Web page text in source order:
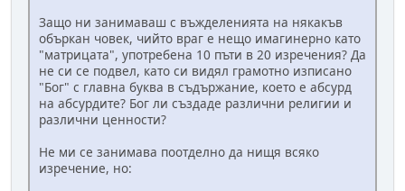
Защо ни занимаваш с въжделенията на някакъв
объркан човек, чийто враг е нещо имагинерно като
"матрицата", употребена 10 пъти в 20 изречения? Да
не си се подвел, като си видял грамотно изписано
"Бог" с главна буква в съдържание, което е абсурд
на абсурдите? Бог ли създаде различни религии и
различни ценности?
Не ми се занимава поотделно да нищя всяко
изречение, но: